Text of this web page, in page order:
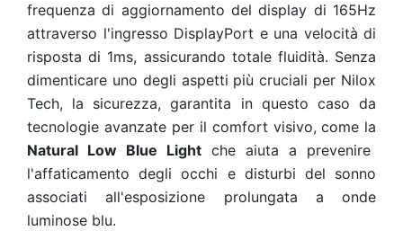
frequenza di aggiornamento del display di 165Hz
attraverso l'ingresso DisplayPort e una velocità di
risposta di 1ms, assicurando totale fluidità. Senza
dimenticare uno degli aspetti più cruciali per Nilox
Tech, la sicurezza, garantita in questo caso da
tecnologie avanzate per il comfort visivo, come la
Natural Low Blue Light che aiuta a prevenire
l'affaticamento degli occhi e disturbi del sonno
associati all'esposizione prolungata a onde
luminose blu.